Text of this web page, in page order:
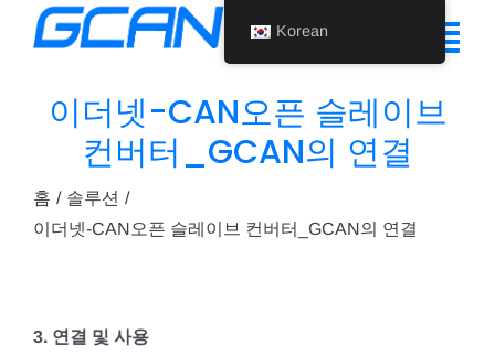
탐
색
지원
뉴스
이더넷-CAN오픈 슬레이브
컨버터_GCAN의 연결
홈
솔루션
이더넷-CAN오픈 슬레이브 컨버터_GCAN의 연결
3. 연결 및 사용
Korean